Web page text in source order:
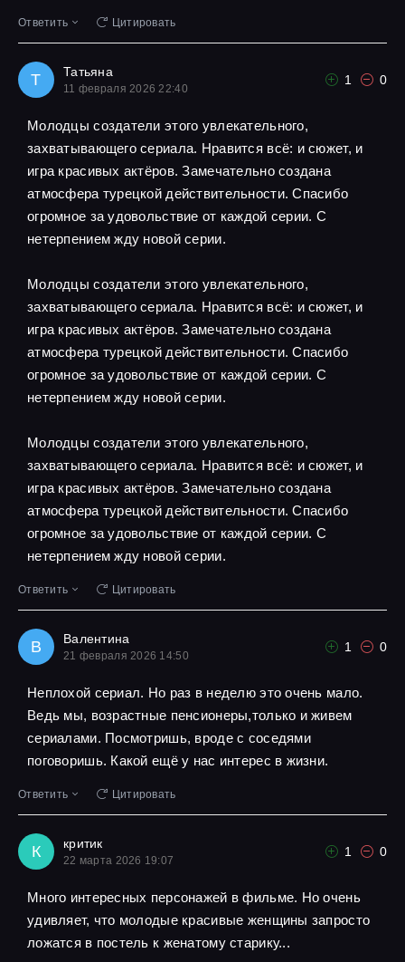
Ответить Цитировать
Т Татьяна
11 февраля 2026 22:40
1 0
Молодцы создатели этого увлекательного,
захватывающего сериала. Нравится всё: и сюжет, и
игра красивых актёров. Замечательно создана
атмосфера турецкой действительности. Спасибо
огромное за удовольствие от каждой серии. С
нетерпением жду новой серии.
Молодцы создатели этого увлекательного,
захватывающего сериала. Нравится всё: и сюжет, и
игра красивых актёров. Замечательно создана
атмосфера турецкой действительности. Спасибо
огромное за удовольствие от каждой серии. С
нетерпением жду новой серии.
Молодцы создатели этого увлекательного,
захватывающего сериала. Нравится всё: и сюжет, и
игра красивых актёров. Замечательно создана
атмосфера турецкой действительности. Спасибо
огромное за удовольствие от каждой серии. С
нетерпением жду новой серии.
Ответить Цитировать
В Валентина
21 февраля 2026 14:50
1 0
Неплохой сериал. Но раз в неделю это очень мало.
Ведь мы, возрастные пенсионеры,только и живем
сериалами. Посмотришь, вроде с соседями
поговоришь. Какой ещё у нас интерес в жизни.
Ответить Цитировать
К критик
22 марта 2026 19:07
1 0
Много интересных персонажей в фильме. Но очень
удивляет, что молодые красивые женщины запросто
ложатся в постель к женатому старику...